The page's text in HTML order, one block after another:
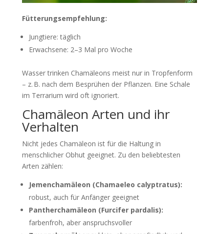
Fütterungsempfehlung:
Jungtiere: täglich
Erwachsene: 2–3 Mal pro Woche
Wasser trinken Chamäleons meist nur in Tropfenform
– z. B. nach dem Besprühen der Pflanzen. Eine Schale
im Terrarium wird oft ignoriert.
Chamäleon Arten und ihr
Verhalten
Nicht jedes Chamäleon ist für die Haltung in
menschlicher Obhut geeignet. Zu den beliebtesten
Arten zählen:
Jemenchamäleon (Chamaeleo calyptratus):
robust, auch für Anfänger geeignet
Pantherchamäleon (Furcifer pardalis):
farbenfroh, aber anspruchsvoller